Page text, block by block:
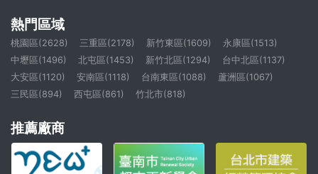
熱門區域
桃園區(2628) 三重區(2178) 新竹東區(1609)
永康區(1513)
中壢區(1496)
北屯區(1453) 新竹北區(1294)
台中北區(1137)
大安區(1120)
安南區(1118) 台南東區(1088)
蘆洲區(1067)
三民區(894)
西屯區(861) 竹北市(818)
推薦廠商